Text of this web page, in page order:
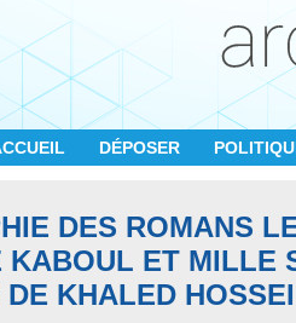
DÉPOSER
DES ROMANS
KABOUL ET MILLE
KHALED